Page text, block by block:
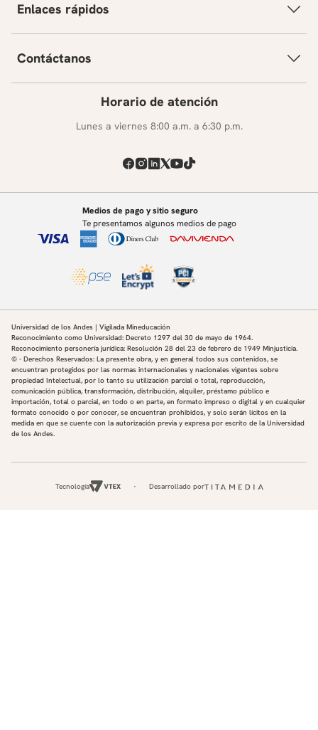
Enlaces rápidos
Contáctanos
Horario de atención
Lunes a viernes 8:00 a.m. a 6:30 p.m.
Medios de pago y sitio seguro
Te presentamos algunos medios de pago
Universidad de los Andes | Vigilada Mineducación
Reconocimiento como Universidad: Decreto 1297 del 30 de mayo de 1964.
Reconocimiento personería jurídica: Resolución 28 del 23 de febrero de 1949 Minjusticia.
© - Derechos Reservados: La presente obra, y en general todos sus contenidos, se
encuentran protegidos por las normas internacionales y nacionales vigentes sobre
propiedad Intelectual, por lo tanto su utilización parcial o total, reproducción,
comunicación pública, transformación, distribución, alquiler, préstamo público e
importación, total o parcial, en todo o en parte, en formato impreso o digital y en cualquier
formato conocido o por conocer, se encuentran prohibidos, y solo serán lícitos en la
medida en que se cuente con la autorización previa y expresa por escrito de la Universidad
de los Andes.
Tecnología Desarrollado por